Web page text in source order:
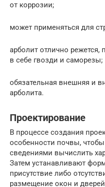
от коррозии;
может применяться для
арболит отлично режется,
в себе гвозди и саморезы;
обязательная внешняя и
арболита.
Проектирование
В процессе создания
особенности почвы,
сведениями вычислить
Затем устанавливают
присутствие либо
размещение окон и